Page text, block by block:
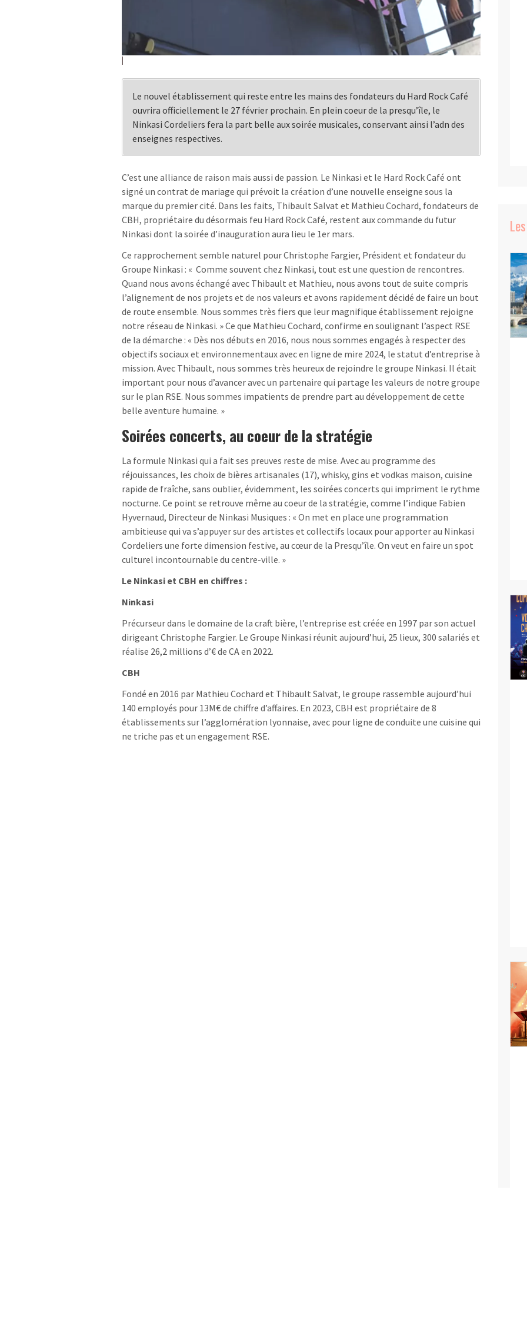
Le nouvel établissement qui reste entre les mains des fondateurs du Hard Rock Café
ouvrira officiellement le 27 février prochain. En plein coeur de la presqu’île, le
Ninkasi Cordeliers fera la part belle aux soirée musicales, conservant ainsi l’adn des
enseignes respectives.
C’est une alliance de raison mais aussi de passion. Le Ninkasi et le Hard Rock Café ont
signé un contrat de mariage qui prévoit la création d’une nouvelle enseigne sous la
marque du premier cité. Dans les faits, Thibault Salvat et Mathieu Cochard, fondateurs de
CBH, propriétaire du désormais feu Hard Rock Café, restent aux commande du futur
Ninkasi dont la soirée d’inauguration aura lieu le 1er mars.
Ce rapprochement semble naturel pour Christophe Fargier, Président et fondateur du
Groupe Ninkasi : « Comme souvent chez Ninkasi, tout est une question de rencontres.
Quand nous avons échangé avec Thibault et Mathieu, nous avons tout de suite compris
l’alignement de nos projets et de nos valeurs et avons rapidement décidé de faire un bout
de route ensemble. Nous sommes très fiers que leur magnifique établissement rejoigne
notre réseau de Ninkasi. » Ce que Mathieu Cochard, confirme en soulignant l’aspect RSE
de la démarche : « Dès nos débuts en 2016, nous nous sommes engagés à respecter des
objectifs sociaux et environnementaux avec en ligne de mire 2024, le statut d’entreprise à
mission. Avec Thibault, nous sommes très heureux de rejoindre le groupe Ninkasi. Il était
important pour nous d’avancer avec un partenaire qui partage les valeurs de notre groupe
sur le plan RSE. Nous sommes impatients de prendre part au développement de cette
belle aventure humaine. »
Soirées concerts, au coeur de la stratégie
La formule Ninkasi qui a fait ses preuves reste de mise. Avec au programme des
réjouissances, les choix de bières artisanales (17), whisky, gins et vodkas maison, cuisine
rapide de fraîche, sans oublier, évidemment, les soirées concerts qui impriment le rythme
nocturne. Ce point se retrouve même au coeur de la stratégie, comme l’indique Fabien
Hyvernaud, Directeur de Ninkasi Musiques : « On met en place une programmation
ambitieuse qui va s’appuyer sur des artistes et collectifs locaux pour apporter au Ninkasi
Cordeliers une forte dimension festive, au cœur de la Presqu’île. On veut en faire un spot
culturel incontournable du centre-ville. »
Le Ninkasi et CBH en chiffres :
Ninkasi
Précurseur dans le domaine de la craft bière, l’entreprise est créée en 1997 par son actuel
dirigeant Christophe Fargier. Le Groupe Ninkasi réunit aujourd’hui, 25 lieux, 300 salariés et
réalise 26,2 millions d’€ de CA en 2022.
CBH
Fondé en 2016 par Mathieu Cochard et Thibault Salvat, le groupe rassemble aujourd’hui
140 employés pour 13M€ de chiffre d’affaires. En 2023, CBH est propriétaire de 8
établissements sur l’agglomération lyonnaise, avec pour ligne de conduite une cuisine qui
ne triche pas et un engagement RSE.